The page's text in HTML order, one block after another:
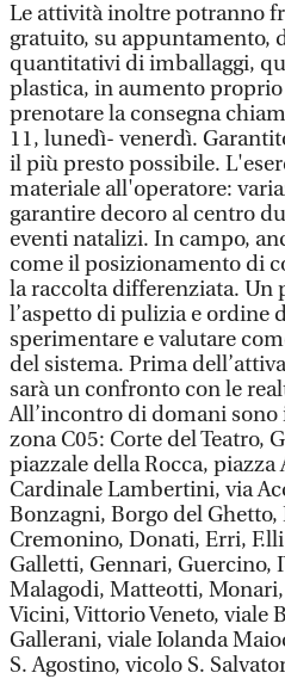
Le attività inoltre potranno
gratuito, su appuntamento,
quantitativi di imballaggi,
plastica, in aumento
prenotare la consegna
11, lunedì- venerdì.
il più presto possibile.
materiale all'operatore:
garantire decoro al centro
eventi natalizi. In campo,
come il posizionamento di
la raccolta differenziata. Un
l’aspetto di pulizia e ordine
sperimentare e valutare
del sistema. Prima
sarà un confronto con le
All’incontro di domani
zona C05: Corte del Teatro,
piazzale della Rocca, piazza
Cardinale Lambertini, via
Bonzagni, Borgo del
Cremonino, Donati, Erri,
Galletti, Gennari, Guercino,
Malagodi, Matteotti,
Vicini, Vittorio Veneto, viale
Gallerani, viale Iolanda
S. Agostino, vicolo S.